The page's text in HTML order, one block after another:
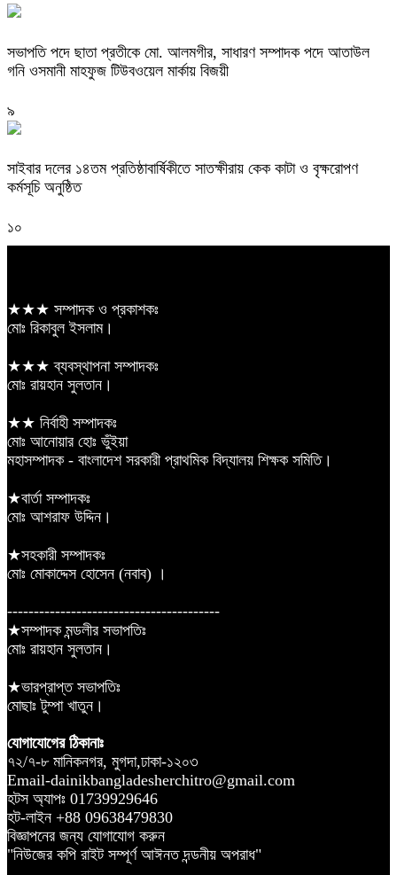
সভাপতি পদে ছাতা প্রতীকে মো. আলমগীর, সাধারণ সম্পাদক পদে আতাউল
গনি ওসমানী মাহফুজ টিউবওয়েল মার্কায় বিজয়ী
৯
সাইবার দলের ১৪তম প্রতিষ্ঠাবার্ষিকীতে সাতক্ষীরায় কেক কাটা ও বৃক্ষরোপণ
কর্মসূচি অনুষ্ঠিত
১০
★★★ সম্পাদক ও প্রকাশকঃ
মোঃ রিকাবুল ইসলাম।
★★★ ব্যবস্থাপনা সম্পাদকঃ
মোঃ রায়হান সুলতান।
★★ নির্বাহী সম্পাদকঃ
মোঃ আনোয়ার হোঃ ভুঁইয়া
মহাসম্পাদক - বাংলাদেশ সরকারী প্রাথমিক বিদ্যালয় শিক্ষক সমিতি।
★বার্তা সম্পাদকঃ
মোঃ আশরাফ উদ্দিন।
★সহকারী সম্পাদকঃ
মোঃ মোকাদ্দেস হোসেন (নবাব) ।
----------------------------------------
★সম্পাদক মন্ডলীর সভাপতিঃ
মোঃ রায়হান সুলতান।
★ভারপ্রাপ্ত সভাপতিঃ
মোছাঃ টুম্পা খাতুন।
যোগাযোগের ঠিকানাঃ
৭২/৭-৮ মানিকনগর, মুগদা,ঢাকা-১২০৩
Email-dainikbangladesherchitro@gmail.com
হটস অ্যাপঃ 01739929646
হট-লাইন +88 09638479830
বিজ্ঞাপনের জন্য যোগাযোগ করুন
"নিউজের কপি রাইট সম্পূর্ণ আঈনত দন্ডনীয় অপরাধ"